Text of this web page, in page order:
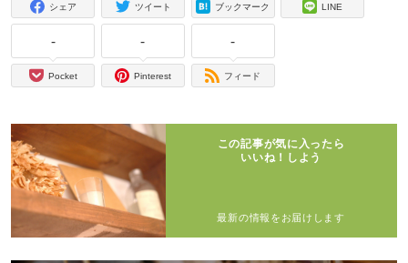
シェア ツイート ブックマーク LINE
-
Pocket
-
Pinterest
-
フィード
この記事が気に入ったら
いいね！しよう
最新の情報をお届けします